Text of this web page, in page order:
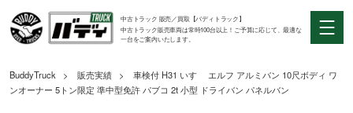
中古トラック 販売／買取【バディトラック】
中古トラック販売車両は常時100台以上！ご予算に応じて、最適な
一台をご案内いたします。
BuddyTruck 販売実績
車検付 H31 いすゞ エルフ アルミバン 10尺ボディ ワ
ンオーナー 5トン限定 準中型免許 パブコ 2t 小型 ドライバン パネルバン